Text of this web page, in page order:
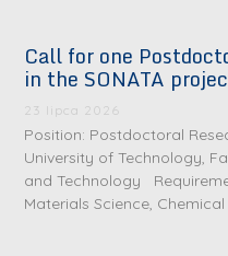
Call for one
in the SONATA
23 lipca 2026
Position: Postdoctoral
University of Technology,
and Technology
Materials Science,